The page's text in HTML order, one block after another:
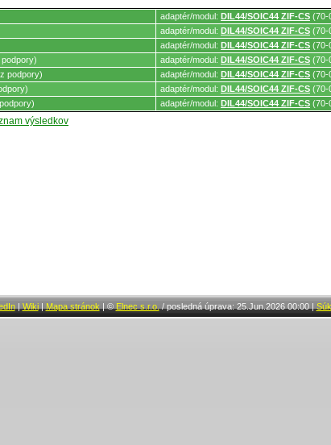
adaptér/modul: DIL44/SOIC44 ZIF-CS (70-
adaptér/modul: DIL44/SOIC44 ZIF-CS (70-
adaptér/modul: DIL44/SOIC44 ZIF-CS (70-
adaptér/modul: DIL44/SOIC44 ZIF-CS (70-
podpory)
adaptér/modul: DIL44/SOIC44 ZIF-CS (70-
adaptér/modul: DIL44/SOIC44 ZIF-CS (70-
adaptér/modul: DIL44/SOIC44 ZIF-CS (70-
výsledkov
| Wiki| Mapa stránok | © Elnec s.r.o. / posledná úprava: 25.Jun.2026 00:00|